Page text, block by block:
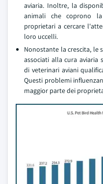
aviaria. Inoltre, la
animali che coprono
proprietari a cercare
loro uccelli.
Nonostante la crescita, le
associati alla cura aviaria
di veterinari aviani
Questi problemi
maggior parte dei